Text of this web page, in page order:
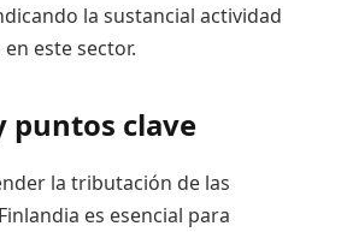
la sustancial actividad
este sector.
puntos clave
la tributación de las
es esencial para